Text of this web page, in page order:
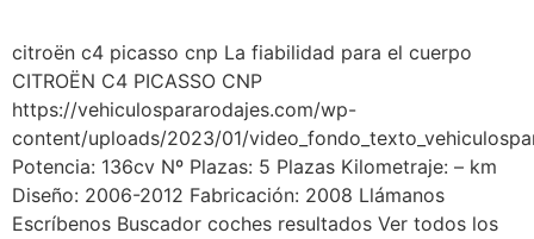
citroën c4 picasso cnp La fiabilidad para el cuerpo
CITROËN C4 PICASSO CNP​
https://vehiculospararodajes.com/wp-
content/uploads/2023/01/
Potencia: 136cv Nº Plazas: 5 Plazas Kilometraje: – km
Diseño: 2006-2012 Fabricación: 2008 Llámanos
Escríbenos Buscador coches resultados Ver todos los